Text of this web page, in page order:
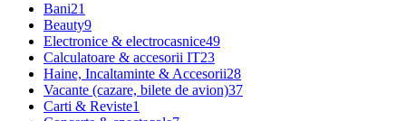
Bani21
Beauty9
Electronice & electrocasnice49
Calculatoare & accesorii IT23
Haine, Incaltaminte & Accesorii28
Vacante (cazare, bilete de avion)37
Carti & Reviste1